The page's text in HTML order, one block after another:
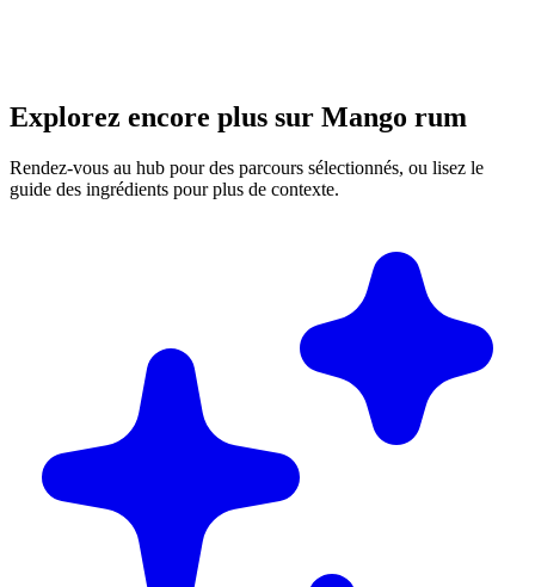
Explorez encore plus sur Mango rum
Rendez-vous au hub pour des parcours sélectionnés, ou lisez le
guide des ingrédients pour plus de contexte.